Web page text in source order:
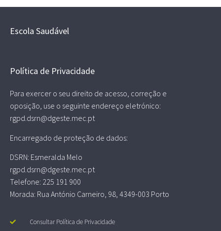
Escola Saudável
Política de Privacidade
Para exercer o seu direito de acesso, correção e
oposição, use o seguinte endereço eletrónico:
rgpd.dsrn@dgeste.mec.pt
Encarregado de proteção de dados:
DSRN: Esmeralda Melo
rgpd.dsrn@dgeste.mec.pt
Telefone: 225 191 900
Morada: Rua António Carneiro, 98, 4349-003 Porto
Consultar Política de Privacidade